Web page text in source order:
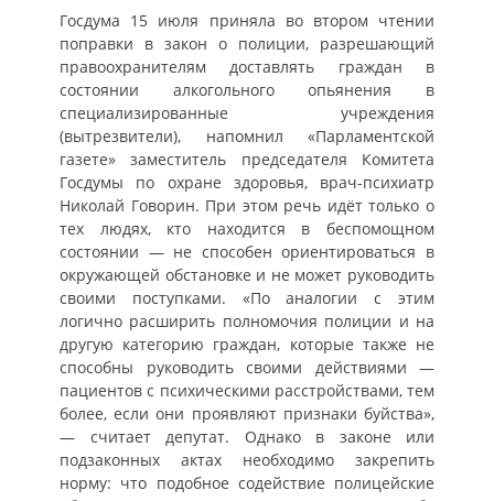
Госдума 15 июля приняла во втором чтении
поправки в закон о полиции, разрешающий
правоохранителям доставлять граждан в
состоянии алкогольного опьянения в
специализированные учреждения
(вытрезвители), напомнил «Парламентской
газете» заместитель председателя Комитета
Госдумы по охране здоровья, врач-психиатр
Николай Говорин. При этом речь идёт только о
тех людях, кто находится в беспомощном
состоянии — не способен ориентироваться в
окружающей обстановке и не может руководить
своими поступками. «По аналогии с этим
логично расширить полномочия полиции и на
другую категорию граждан, которые также не
способны руководить своими действиями —
пациентов с психическими расстройствами, тем
более, если они проявляют признаки буйства»,
— считает депутат. Однако в законе или
подзаконных актах необходимо закрепить
норму: что подобное содействие полицейские